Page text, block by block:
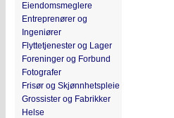
Eiendomsmeglere
Entreprenører og
Ingeniører
Flyttetjenester og Lager
Foreninger og Forbund
Fotografer
Frisør og Skjønnhetspleie
Grossister og Fabrikker
Helse